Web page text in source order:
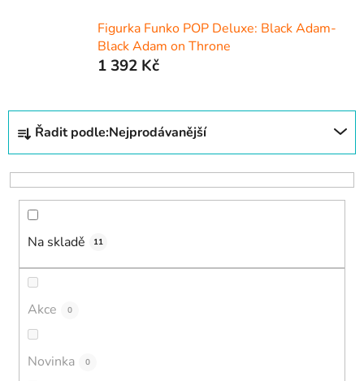
Figurka Funko POP Deluxe: Black Adam-
Black Adam on Throne
1 392 Kč
Ř
z
e
Řadit podle:Nejprodávanější
Na skladě 11
Akce 0
Novinka 0